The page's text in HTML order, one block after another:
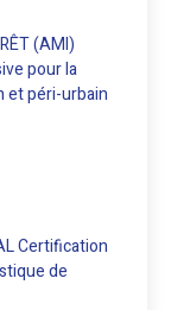
(AMI)
pour la
et péri-urbain
Certification
de